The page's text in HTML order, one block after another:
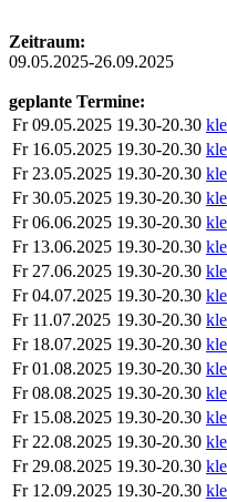
Zeitraum:
09.05.2025-26.09.2025
geplante Termine:
Fr 09.05.2025 19.30-20.30
Fr 16.05.2025 19.30-20.30
Fr 23.05.2025 19.30-20.30
Fr 30.05.2025 19.30-20.30
Fr 06.06.2025 19.30-20.30
Fr 13.06.2025 19.30-20.30
Fr 27.06.2025 19.30-20.30
Fr 04.07.2025 19.30-20.30
Fr 11.07.2025 19.30-20.30
Fr 18.07.2025 19.30-20.30
Fr 01.08.2025 19.30-20.30
Fr 08.08.2025 19.30-20.30
Fr 15.08.2025 19.30-20.30
Fr 22.08.2025 19.30-20.30
Fr 29.08.2025 19.30-20.30
Fr 12.09.2025 19.30-20.30